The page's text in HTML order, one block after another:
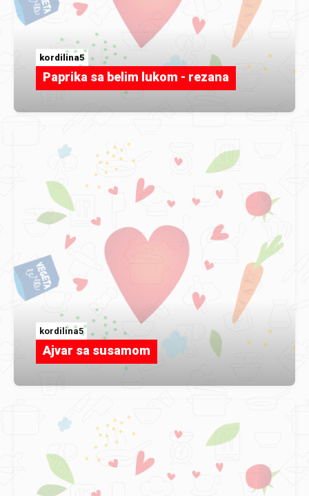
kordilina5
Paprika sa belim lukom - rezana
kordilina5
Ajvar sa susamom